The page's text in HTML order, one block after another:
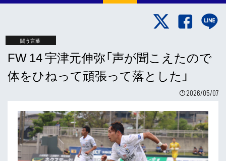
闘う言葉
FW 14 宇津元伸弥「声が聞こえたので
体をひねって頑張って落とした」
2026/05/07